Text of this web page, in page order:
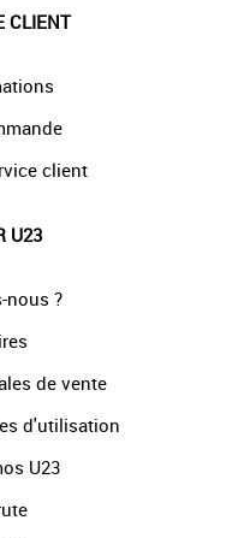
CLIENT
client
U23
nous ?
de vente
d'utilisation
U23